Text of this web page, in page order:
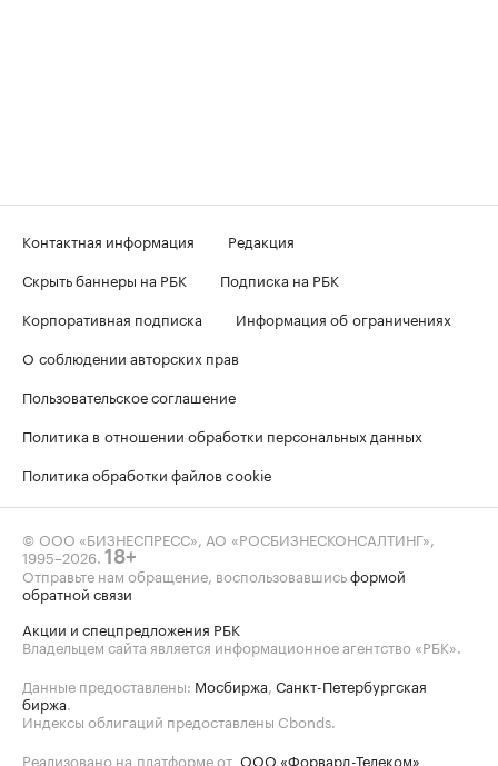
Контактная информация
Редакция
Скрыть баннеры на РБК
Подписка на РБК
Корпоративная подписка
Информация об ограничениях
О соблюдении авторских прав
Пользовательское соглашение
Политика в отношении обработки персональных данных
Политика обработки файлов cookie
© ООО «БИЗНЕСПРЕСС», АО «РОСБИЗНЕСКОНСАЛТИНГ»,
1995–2026 18+
Отправьте нам обращение, воспользовавшисьформой
обратной связи
Акции и спецпредложения РБК
Владельцем сайта является информационное агентство «РБК».
Данные предоставлены: Мосбиржа Санкт-Петербургская
биржа
Индексы облигаций предоставлены Cbonds.
Реализовано на платформе от ООО «Форвард-Телеком»